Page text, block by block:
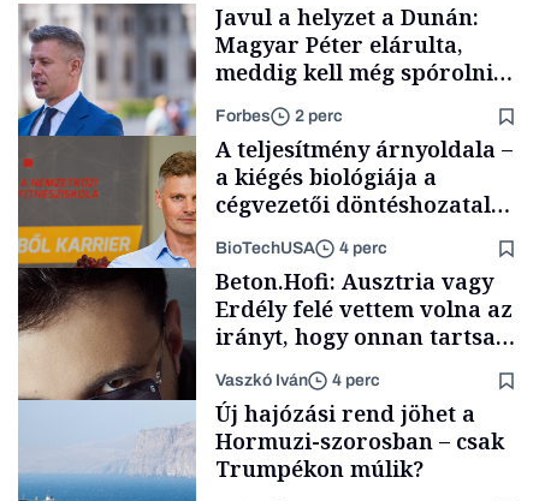
Társadalom
Javul a helyzet a Dunán:
Magyar Péter elárulta,
meddig kell még spórolni
az árammal
Forbes 2 perc
Content Lab HUB
A teljesítmény árnyoldala –
a kiégés biológiája a
cégvezetői döntéshozatal
BioTechUSA 4 perc
Beton.Hofi: Ausztria vagy
Erdély felé vettem volna az
irányt, hogy onnan tartsam
lélegeztetőgépen a magyar
zenét
Vaszkó Iván 4 perc
Új hajózási rend jöhet a
Hormuzi-szorosban – csak
Trumpékon múlik?